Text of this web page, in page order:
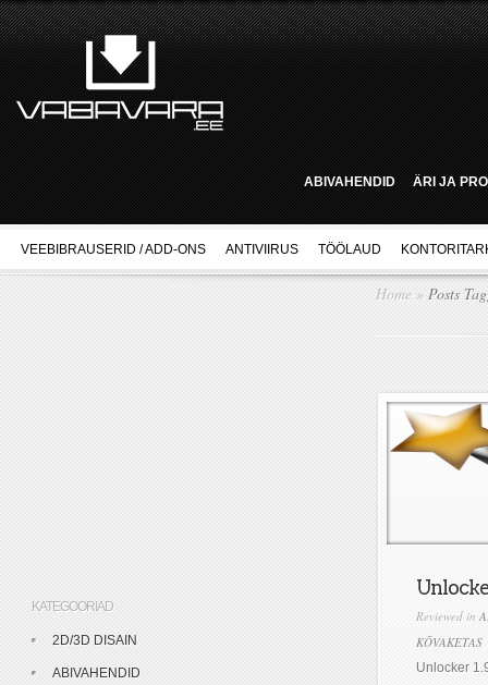
ABIVAHENDID ÄRI JA
VEEBIBRAUSERID / ADD-ONS ANTIVIIRUS TÖÖLAUD
Home » Posts
Reviewed in
KÕVAKETAS
Unlocker
KATEGOORIAD
2D/3D DISAIN
ABIVAHENDID